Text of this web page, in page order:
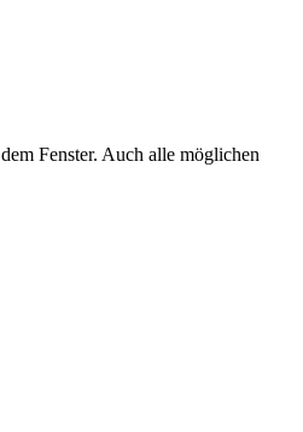
Fenster. Auch alle möglichen